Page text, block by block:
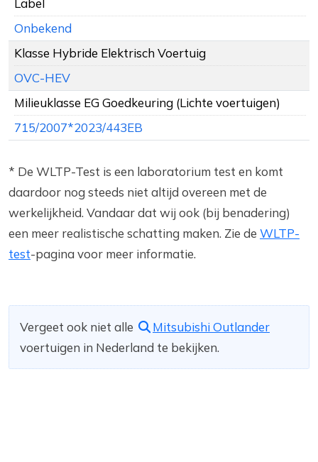
Label
Onbekend
Klasse Hybride Elektrisch Voertuig
OVC-HEV
Milieuklasse EG Goedkeuring (Lichte voertuigen)
715/2007*2023/443EB
* De WLTP-Test is een laboratorium test en komt
daardoor nog steeds niet altijd overeen met de
werkelijkheid. Vandaar dat wij ook (bij benadering)
een meer realistische schatting maken. Zie de WLTP-
test-pagina voor meer informatie.
Vergeet ook niet alle
Mitsubishi Outlander
voertuigen in Nederland te bekijken.